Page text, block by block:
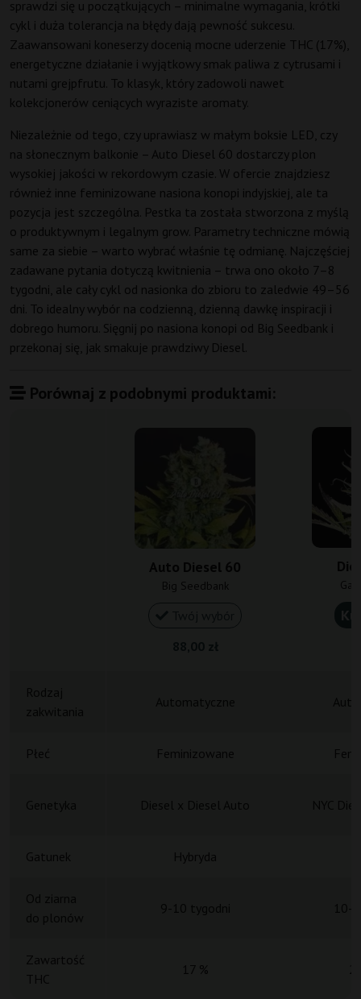
sprawdzi się u początkujących – minimalne wymagania, krótki
cykl i duża tolerancja na błędy dają pewność sukcesu.
Zaawansowani koneserzy docenią mocne uderzenie THC (17%),
energetyczne działanie i wyjątkowy smak paliwa z cytrusami i
nutami grejpfrutu. To klasyk, który zadowoli nawet
kolekcjonerów ceniących wyraziste aromaty.
Niezależnie od tego, czy uprawiasz w małym boksie LED, czy
na słonecznym balkonie – Auto Diesel 60 dostarczy plon
wysokiej jakości w rekordowym czasie. W ofercie znajdziesz
również inne feminizowane nasiona konopi indyjskiej, ale ta
pozycja jest szczególna. Pestka ta została stworzona z myślą
o produktywnym i legalnym grow. Parametry techniczne mówią
same za siebie – warto wybrać właśnie tę odmianę. Najczęściej
zadawane pytania dotyczą kwitnienia – trwa ono około 7–8
tygodni, ale cały cykl od nasionka do zbioru to zaledwie 49–56
dni. To idealny wybór na codzienną, dzienną dawkę inspiracji i
dobrego humoru. Sięgnij po nasiona konopi od Big Seedbank i
przekonaj się, jak smakuje prawdziwy Diesel.
Porównaj z podobnymi produktami:
Auto Diesel 60
Big Seedbank
Płeć Feminizowane
Gatunek Hybryda
Zawartość
THC
17 %